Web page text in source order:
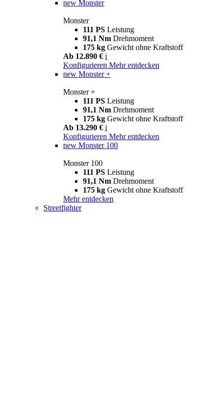
new Monster
Monster
111 PS Leistung
91,1 Nm Drehmoment
175 kg Gewicht ohne Kraftstoff
Ab 12.890 € i
Konfigurieren Mehr entdecken
new Monster +
Monster +
111 PS Leistung
91,1 Nm Drehmoment
175 kg Gewicht ohne Kraftstoff
Ab 13.290 € i
Konfigurieren Mehr entdecken
new Monster 100
Monster 100
111 PS Leistung
91,1 Nm Drehmoment
175 kg Gewicht ohne Kraftstoff
Mehr entdecken
Streetfighter